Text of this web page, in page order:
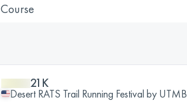
Course
21K
Desert RATS Trail Running Festival by UTMB